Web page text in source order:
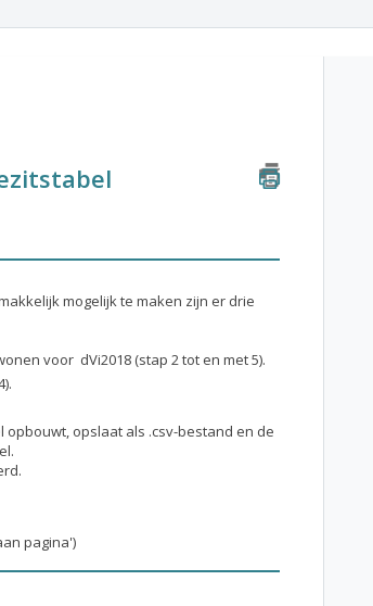
mogelijk te maken zijn er drie
voor dVi2018 (stap 2 tot en met 5).
opslaat als .csv-bestand en de
pagina')